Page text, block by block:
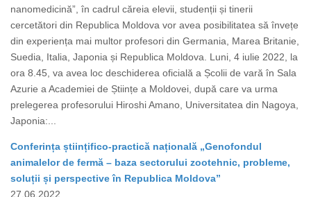
nanomedicină”, în cadrul căreia elevii, studenții și tinerii
cercetători din Republica Moldova vor avea posibilitatea să învețe
din experiența mai multor profesori din Germania, Marea Britanie,
Suedia, Italia, Japonia și Republica Moldova. Luni, 4 iulie 2022, la
ora 8.45, va avea loc deschiderea oficială a Școlii de vară în Sala
Azurie a Academiei de Științe a Moldovei, după care va urma
prelegerea profesorului Hiroshi Amano, Universitatea din Nagoya,
Japonia:...
Conferința științifico-practică națională „Genofondul
animalelor de fermă – baza sectorului zootehnic, probleme,
soluții și perspective în Republica Moldova”
27.06.2022